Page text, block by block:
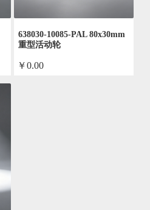
638030-10085-PAL 80x30mm
重型活动轮
￥0.00